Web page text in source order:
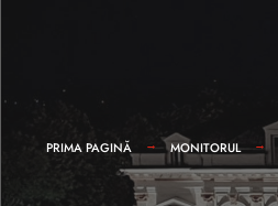
PRIMA PAGINĂ MONITORUL